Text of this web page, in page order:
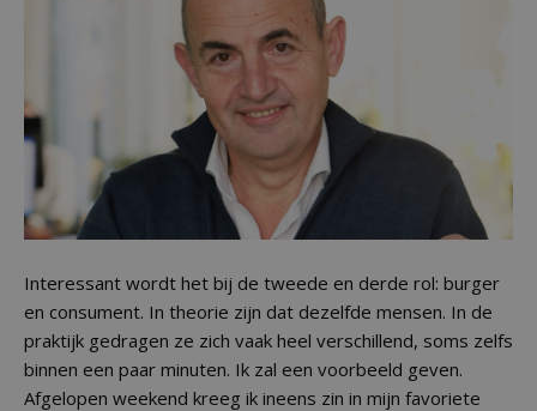
Interessant wordt het bij de tweede en derde rol: burger
en consument. In theorie zijn dat dezelfde mensen. In de
praktijk gedragen ze zich vaak heel verschillend, soms zelfs
binnen een paar minuten. Ik zal een voorbeeld geven.
Afgelopen weekend kreeg ik ineens zin in mijn favoriete